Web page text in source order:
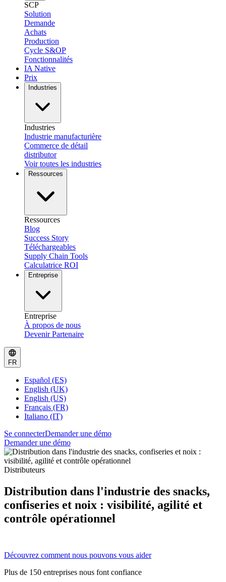
SCP
Solution
Demande
Achats
Production
Cycle S&OP
Fonctionnalités
IA Native
Prix
Industries
Industries
Industrie manufacturière
Commerce de détail
distributor
Voir toutes les industries
Ressources
Ressources
Blog
Success Story
Téléchargeables
Supply Chain Tools
Calculatrice ROI
Entreprise
Entreprise
À propos de nous
Devenir Partenaire
FR
Español (ES)
English (UK)
English (US)
Français (FR)
Italiano (IT)
Se connecterDemander une démo
Demander une démo
Distributeurs
Distribution dans l'industrie des snacks,
confiseries et noix : visibilité, agilité et
contrôle opérationnel
Découvrez comment nous pouvons vous aider
Plus de 150 entreprises nous font confiance